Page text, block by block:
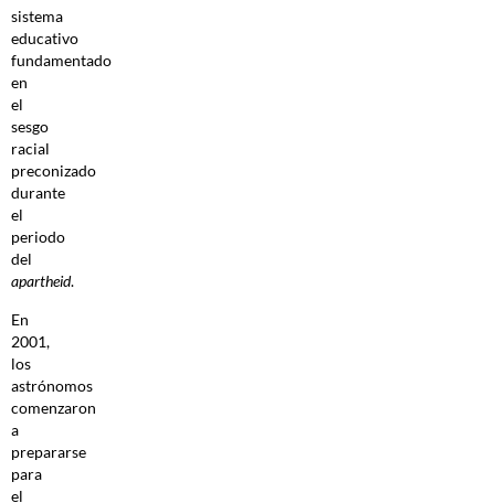
sistema
educativo
fundamentado
en
el
sesgo
racial
preconizado
durante
el
periodo
del
apartheid.
En
2001,
los
astrónomos
comenzaron
a
prepararse
para
el